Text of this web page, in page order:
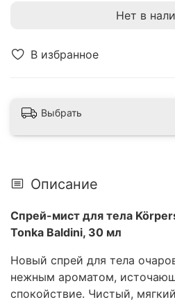
В избранное
Нет в
Выбрать
Описание
Спрей-мист для тела
Tonka Baldini, 30 мл
Новый спрей для тела
нежным ароматом,
спокойствие. Чистый,